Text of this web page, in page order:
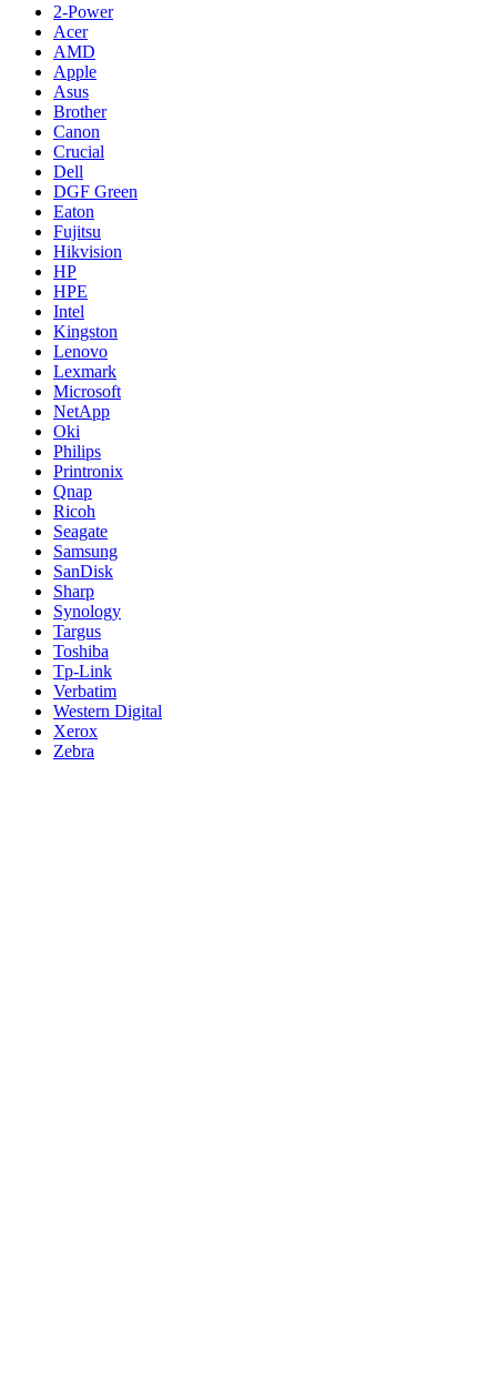
2-Power
Acer
AMD
Apple
Asus
Brother
Canon
Crucial
Dell
DGF Green
Eaton
Fujitsu
Hikvision
HP
HPE
Intel
Kingston
Lenovo
Lexmark
Microsoft
NetApp
Oki
Philips
Printronix
Qnap
Ricoh
Seagate
Samsung
SanDisk
Sharp
Synology
Targus
Toshiba
Tp-Link
Verbatim
Western Digital
Xerox
Zebra